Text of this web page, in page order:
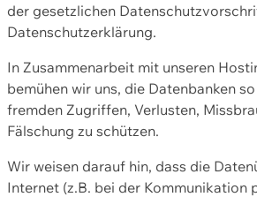
der gesetzlichen
Datenschutzerklärung.
In Zusammenarbeit mit unseren
bemühen wir uns, die Datenbanken
fremden Zugriffen, Verlusten,
Fälschung zu schützen.
Wir weisen darauf hin, dass die
Internet (z.B. bei der Kommunikation